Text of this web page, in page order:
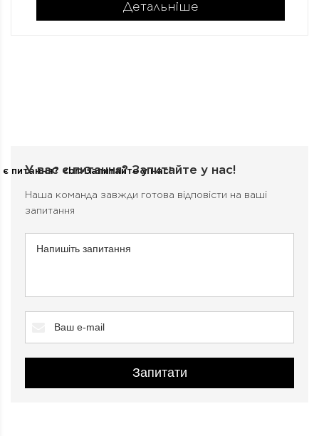
Детальніше
У вас є питання?Запитайте у нас!
Наша команда завжди готова відповісти на ваші
запитання
Запитати